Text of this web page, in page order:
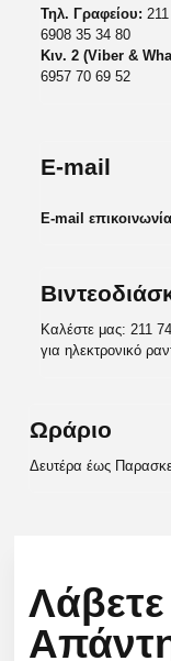
Τηλ. Γραφείου:
6908 35 34 80
Κιν. 2 (Viber &
6957 70 69 52
E-mail
E-mail
Καλέστε μας: 211
για ηλεκτρονικό
Ωράριο
Δευτέρα έως
Λάβετε